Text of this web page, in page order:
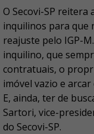
O Secovi-SP
inquilinos para que
reajuste pelo IGP-
inquilino, que
contratuais, o
imóvel vazio e
E, ainda, ter de
Sartori, vice-
do Secovi-SP.